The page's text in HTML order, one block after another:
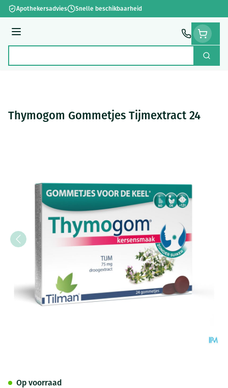
Ga naar de inhoud
Apothekersadvies Snelle beschikbaarheid
Menu
Zoek
Thymogom Gommetjes Tijmextract 24
Op voorraad